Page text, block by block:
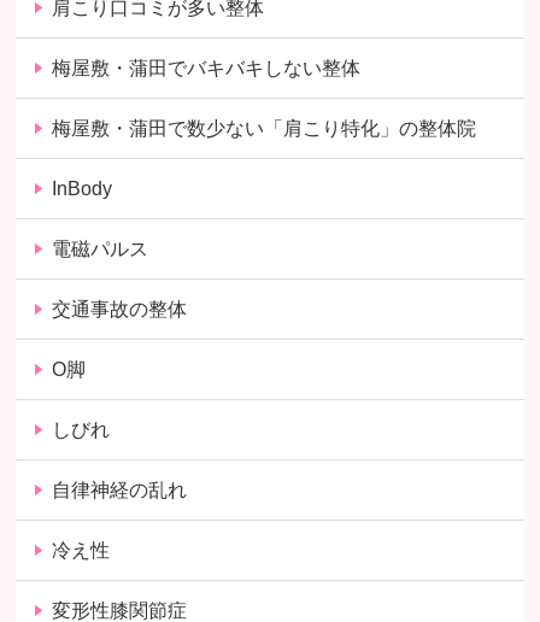
肩こり口コミが多い整体
梅屋敷・蒲田でバキバキしない整体
梅屋敷・蒲田で数少ない「肩こり特化」の整体院
InBody
電磁パルス
交通事故の整体
O脚
しびれ
自律神経の乱れ
冷え性
変形性膝関節症